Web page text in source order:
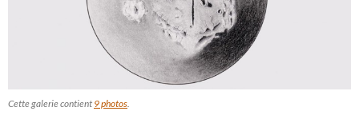
Cette galerie contient 9 photos.